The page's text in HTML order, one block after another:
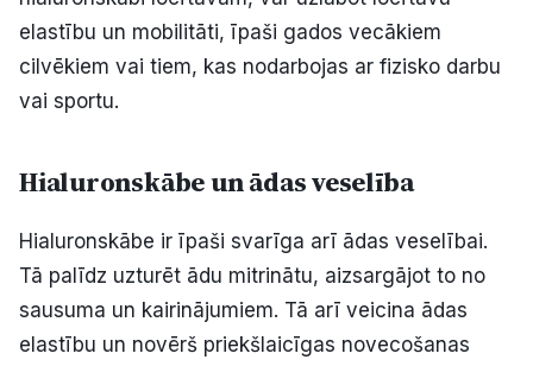
elastību un mobilitāti, īpaši gados vecākiem
cilvēkiem vai tiem, kas nodarbojas ar fizisko darbu
vai sportu.
Hialuronskābe un ādas veselība
Hialuronskābe ir īpaši svarīga arī ādas veselībai.
Tā palīdz uzturēt ādu mitrinātu, aizsargājot to no
sausuma un kairinājumiem. Tā arī veicina ādas
elastību un novērš priekšlaicīgas novecošanas